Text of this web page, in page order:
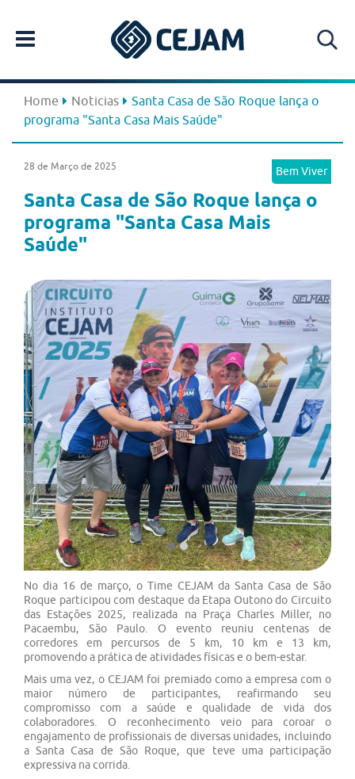
Home Noticias
Santa Casa de São Roque lança o
programa "Santa Casa Mais Saúde"
Bem Viver
28 de Março de 2025
Santa Casa de São Roque lança o
programa "Santa Casa Mais
Saúde"
Previous Next
No dia 16 de março, o Time CEJAM da Santa Casa de São
Roque participou com destaque da Etapa Outono do Circuito
das Estações 2025, realizada na Praça Charles Miller, no
Pacaembu, São Paulo. O evento reuniu centenas de
corredores em percursos de 5 km, 10 km e 13 km,
promovendo a prática de atividades físicas e o bem-estar.
Mais uma vez, o CEJAM foi premiado como a empresa com o
maior número de participantes, reafirmando seu
compromisso com a saúde e qualidade de vida dos
colaboradores. O reconhecimento veio para coroar o
engajamento de profissionais de diversas unidades, incluindo
a Santa Casa de São Roque, que teve uma participação
expressiva na corrida.